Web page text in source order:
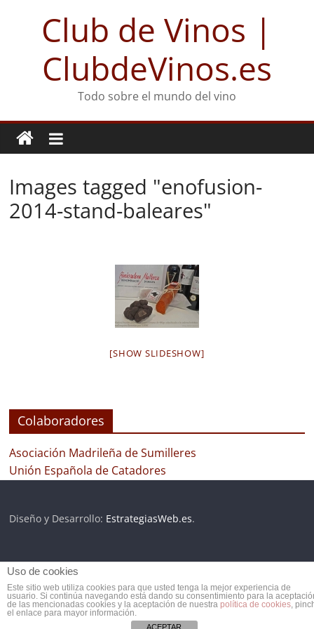
Club de Vinos |
ClubdeVinos.es
Todo sobre el mundo del vino
Images tagged "enofusion-
2014-stand-baleares"
[SHOW SLIDESHOW]
Colaboradores
Asociación Madrileña de Sumilleres
Unión Española de Catadores
Diseño y Desarrollo: EstrategiasWeb.es.
Copyright © 2026 Club de Vinos | ClubdeVinos.es
. Todos los
derechos reservados.
Uso de cookies
Este sitio web utiliza cookies para que usted tenga la mejor experiencia de
usuario. Si continúa navegando está dando su consentimiento para la
de las mencionadas cookies y la aceptación de nuestra política de cookies,
el enlace para mayor información.
ACEPTAR